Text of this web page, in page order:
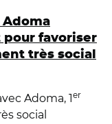
Adoma
favoriser
très social
Adoma, 1 er
social